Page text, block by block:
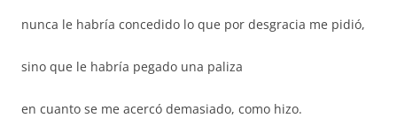
nunca le habría concedido lo que por desgracia me pidió,
sino que le habría pegado una paliza
en cuanto se me acercó demasiado, como hizo.